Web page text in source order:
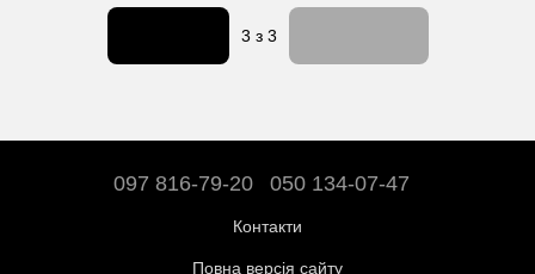
3 з 3
097 816-79-20 050 134-07-47
Контакти
Повна версія сайту